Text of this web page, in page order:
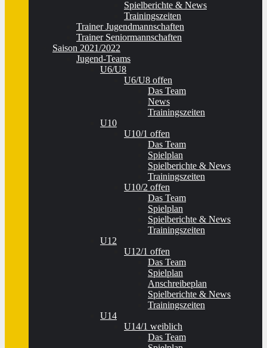
Spielberichte & News
Trainingszeiten
Trainer Jugendmannschaften
Trainer Seniormannschaften
Saison 2021/2022
Jugend-Teams
U6/U8
U6/U8 offen
Das Team
News
Trainingszeiten
U10
U10/1 offen
Das Team
Spielplan
Spielberichte & News
Trainingszeiten
U10/2 offen
Das Team
Spielplan
Spielberichte & News
Trainingszeiten
U12
U12/1 offen
Das Team
Spielplan
Anschreibeplan
Spielberichte & News
Trainingszeiten
U14
U14/1 weiblich
Das Team